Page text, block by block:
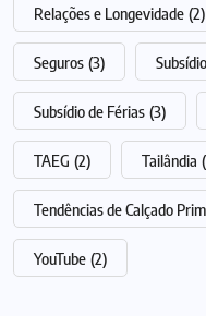
Relações e Longevidade (2)
Seguros (3)
Subsídio de Férias (3)
TAEG (2) Tailândia
Tendências de Calçado
YouTube (2)